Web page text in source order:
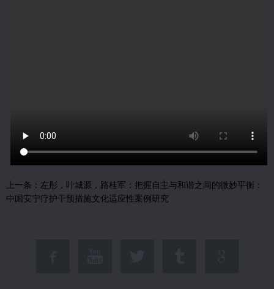
上一条： 左彤，叶城源，路桂军：把握自主与和谐之间的微妙平衡：
中国安宁疗护干预措施文化适应性案例研究